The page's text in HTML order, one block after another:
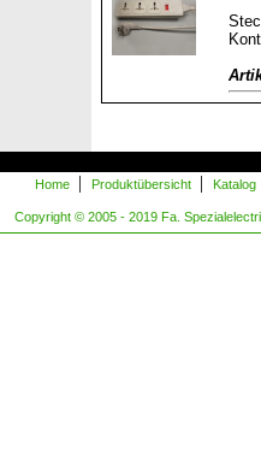
Home | Produktübersicht | Katalog
Copyright © 2005 - 2019 Fa.